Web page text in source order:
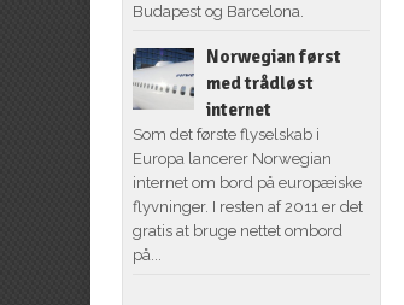
Budapest og Barcelona.
Norwegian først
med trådløst
internet
Som det første flyselskab i
Europa lancerer Norwegian
internet om bord på europæiske
flyvninger. I resten af 2011 er det
gratis at bruge nettet ombord
på...